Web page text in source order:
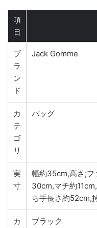
項
目
ブ
ラ
ン
ド
Jack Gomme
カ
テ
ゴ
リ
バッグ
実
寸
幅約35cm,高さ;フ
30cm,マチ約
ち手長さ約52cm,
カ
ブラック